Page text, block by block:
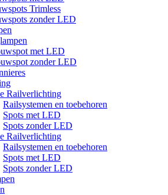
Trimless
zonder LED
met LED
zonder LED
Railverlichting
Railsystemen en toebehoren
Spots met LED
Spots zonder LED
Railverlichting
Railsystemen en toebehoren
Spots met LED
Spots zonder LED